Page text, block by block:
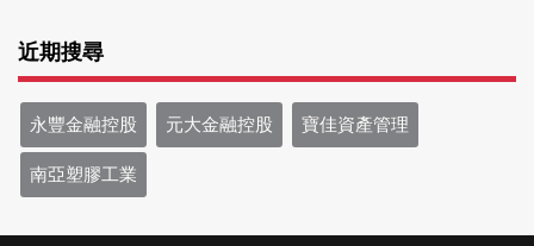
近期搜尋
永豐金融控股 元大金融控股 寶佳資產管理
南亞塑膠工業